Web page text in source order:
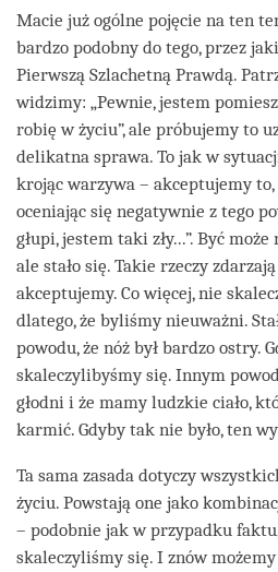
Macie już ogólne pojęcie na ten
bardzo podobny do tego, przez
Pierwszą Szlachetną Prawdą.
widzimy: „Pewnie, jestem
robię w życiu”, ale próbujemy to
delikatna sprawa. To jak w
krojąc warzywa – akceptujemy
oceniając się negatywnie z tego
głupi, jestem taki zły...”. Być
ale stało się. Takie rzeczy
akceptujemy. Co więcej, nie
dlatego, że byliśmy nieuważni.
powodu, że nóż był bardzo ostry.
skaleczylibyśmy się. Innym
głodni i że mamy ludzkie ciało,
karmić. Gdyby tak nie było, ten
Ta sama zasada dotyczy
życiu. Powstają one jako
– podobnie jak w przypadku
skaleczyliśmy się. I znów